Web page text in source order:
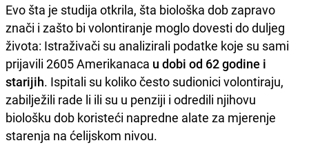
Evo šta je studija otkrila, šta biološka dob zapravo
znači i zašto bi volontiranje moglo dovesti do duljeg
života: Istraživači su analizirali podatke koje su sami
prijavili 2605 Amerikanaca u dobi od 62 godine i
starijih. Ispitali su koliko često sudionici volontiraju,
zabilježili rade li ili su u penziji i odredili njihovu
biološku dob koristeći napredne alate za mjerenje
starenja na ćelijskom nivou.